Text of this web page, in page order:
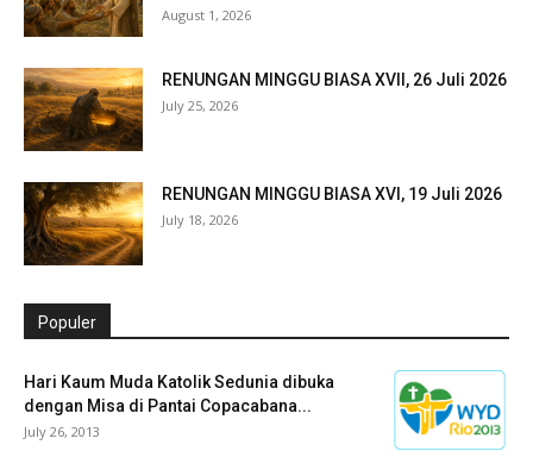
August 1, 2026
RENUNGAN MINGGU BIASA XVII, 26 Juli 2026
July 25, 2026
RENUNGAN MINGGU BIASA XVI, 19 Juli 2026
July 18, 2026
Populer
Hari Kaum Muda Katolik Sedunia dibuka
dengan Misa di Pantai Copacabana...
July 26, 2013